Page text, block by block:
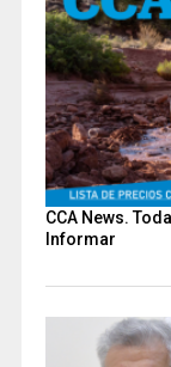
CCA News.
Informar